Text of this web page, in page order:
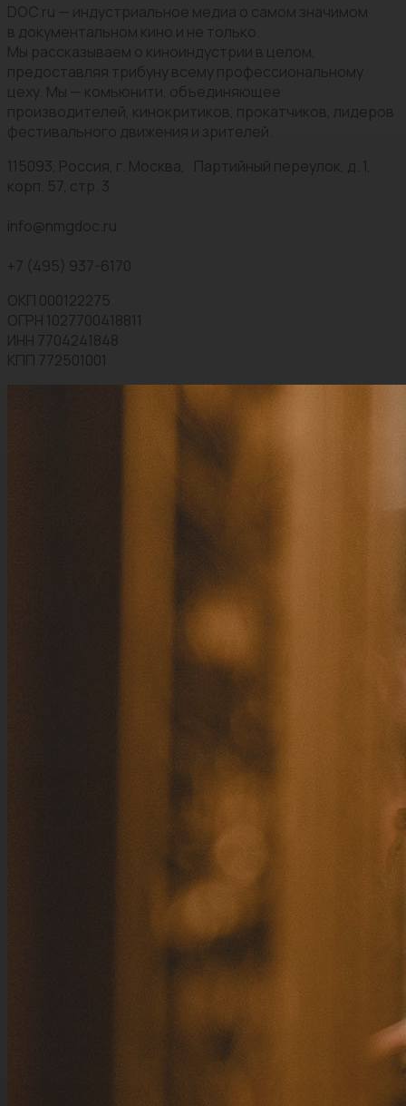
DOC.ru — индустриальное медиа о самом значимом
в документальном кино и не только.
Мы рассказываем о киноиндустрии в целом,
предоставляя трибуну всему профессиональному
цеху. Мы — комьюнити, объединяющее
производителей, кинокритиков, прокатчиков, лидеров
фестивального движения и зрителей.
115093, Россия, г. Москва, Партийный переулок, д. 1,
корп. 57, стр. 3
info@nmgdoc.ru
+7 (495) 937-6170
ОКП 000122275
ОГРН 1027700418811
ИНН 7704241848
КПП 772501001